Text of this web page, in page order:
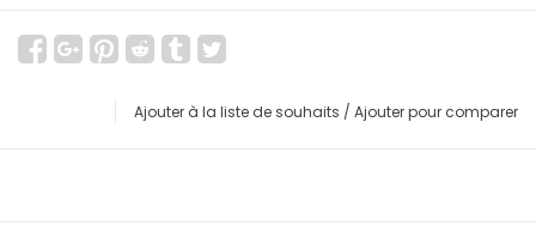
Ajouter à la liste de souhaits / Ajouter pour comparer